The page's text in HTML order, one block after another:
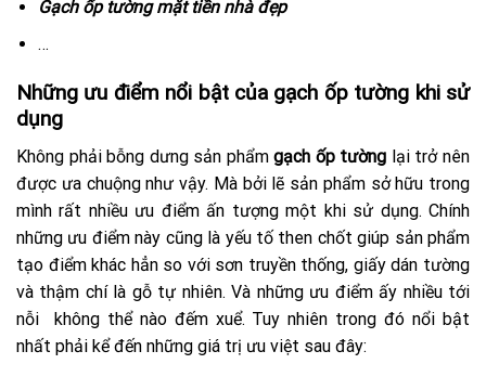
Gạch ốp tường mặt tiền nhà đẹp
…
Những ưu điểm nổi bật của gạch ốp tường khi sử
dụng
Không phải bỗng dưng sản phẩmgạch ốp tường lại trở nên
được ưa chuộng như vậy. Mà bởi lẽ sản phẩm sở hữu trong
mình rất nhiều ưu điểm ấn tượng một khi sử dụng. Chính
những ưu điểm này cũng là yếu tố then chốt giúp sản phẩm
tạo điểm khác hẳn so với sơn truyền thống, giấy dán tường
và thậm chí là gỗ tự nhiên. Và những ưu điểm ấy nhiều tới
nỗi không thể nào đếm xuể. Tuy nhiên trong đó nổi bật
nhất phải kể đến những giá trị ưu việt sau đây: